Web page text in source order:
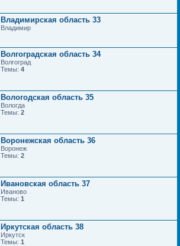
Владимирская область 33
Владимир
Волгоградская область 34
Волгоград
Темы: 4
Вологодская область 35
Вологда
Темы: 2
Воронежская область 36
Воронеж
Темы: 2
Ивановская область 37
Иваново
Темы: 1
Иркутская область 38
Иркутск
Темы: 1